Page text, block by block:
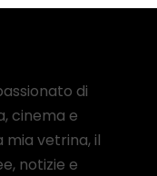
di
cinema e
vetrina, il
notizie e